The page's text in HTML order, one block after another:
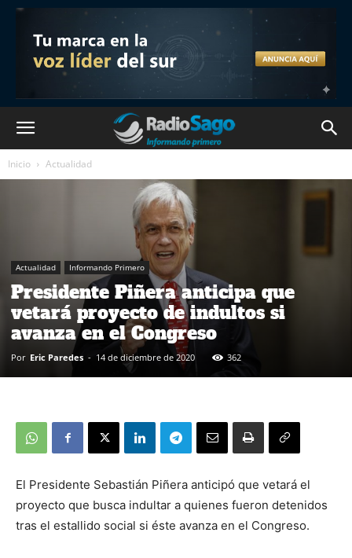
Inicio Actualidad
Actualidad Informando Primero
Presidente Piñera anticipa que
vetará proyecto de indultos si
avanza en el Congreso
Por Eric Paredes - 14 de diciembre de 2020 362
El Presidente Sebastián Piñera anticipó que vetará el
proyecto que busca indultar a quienes fueron detenidos
tras el estallido social si éste avanza en el Congreso.